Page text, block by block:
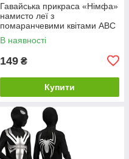
Гавайська прикраса «Німфа»
намисто леї з
помаранчевими квітами ABC
В наявності
149 ₴
Купити